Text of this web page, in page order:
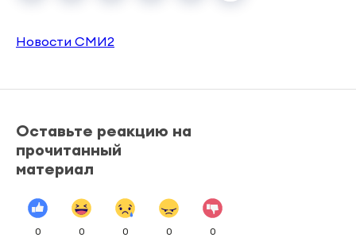
Новости СМИ2
Оставьте реакцию на
прочитанный
материал
0 0 0 0 0